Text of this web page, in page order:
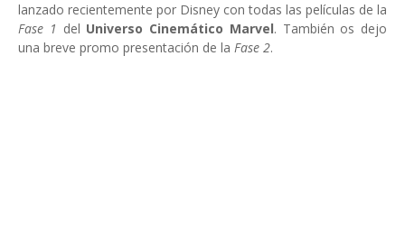
lanzado recientemente por Disney con todas las películas de la
Fase 1 del Universo Cinemático Marvel. También os dejo
una breve promo presentación de la Fase 2.